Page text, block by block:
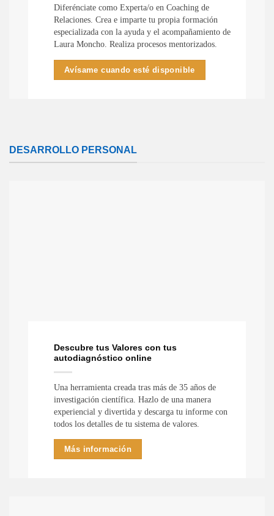
Diferénciate como Experta/o en Coaching de
Relaciones. Crea e imparte tu propia formación
especializada con la ayuda y el acompañamiento de
Laura Moncho. Realiza procesos mentorizados.
Avísame cuando esté disponible
DESARROLLO PERSONAL
Descubre tus Valores con tus
autodiagnóstico online
Una herramienta creada tras más de 35 años de
investigación científica. Hazlo de una manera
experiencial y divertida y descarga tu informe con
todos los detalles de tu sistema de valores.
Más información